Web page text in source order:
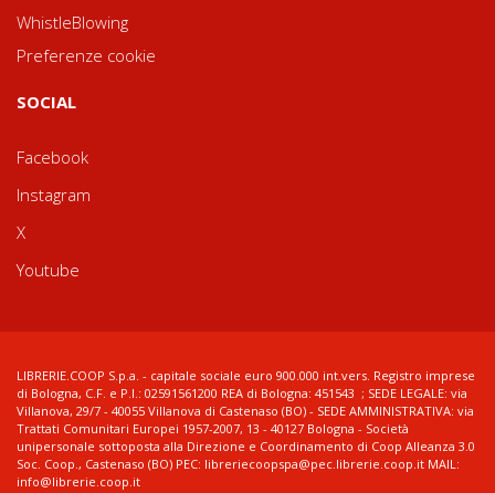
WhistleBlowing
Preferenze cookie
SOCIAL
Facebook
Instagram
X
Youtube
LIBRERIE.COOP S.p.a. - capitale sociale euro 900.000 int.vers. Registro imprese
di Bologna, C.F. e P.I.: 02591561200 REA di Bologna: 451543 ; SEDE LEGALE: via
Villanova, 29/7 - 40055 Villanova di Castenaso (BO) - SEDE AMMINISTRATIVA: via
Trattati Comunitari Europei 1957-2007, 13 - 40127 Bologna - Società
unipersonale sottoposta alla Direzione e Coordinamento di Coop Alleanza 3.0
Soc. Coop., Castenaso (BO) PEC: libreriecoopspa@pec.librerie.coop.it MAIL:
info@librerie.coop.it